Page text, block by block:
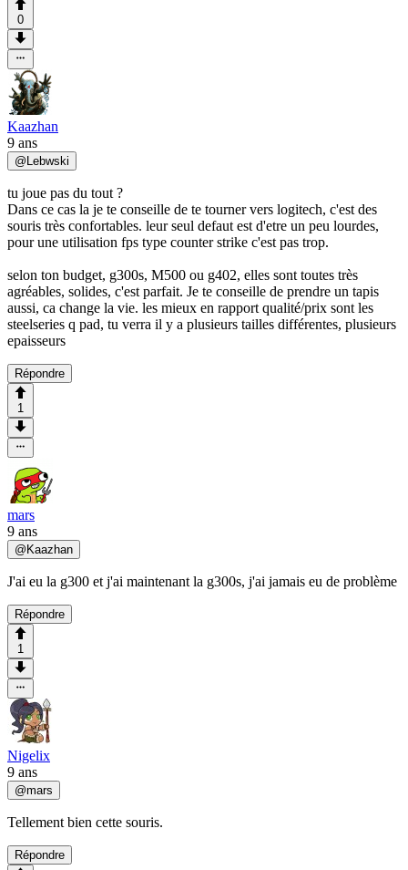
0
Kaazhan
9 ans
@ Lebwski
tu joue pas du tout ?
Dans ce cas la je te conseille de te tourner vers logitech, c'est des
souris très confortables. leur seul defaut est d'etre un peu lourdes,
pour une utilisation fps type counter strike c'est pas trop.
selon ton budget, g300s, M500 ou g402, elles sont toutes très
agréables, solides, c'est parfait. Je te conseille de prendre un tapis
aussi, ca change la vie. les mieux en rapport qualité/prix sont les
steelseries q pad, tu verra il y a plusieurs tailles différentes, plusieurs
epaisseurs
Répondre
1
mars
9 ans
@ Kaazhan
J'ai eu la g300 et j'ai maintenant la g300s, j'ai jamais eu de problème
Répondre
1
Nigelix
9 ans
@mars
Tellement bien cette souris.
Répondre